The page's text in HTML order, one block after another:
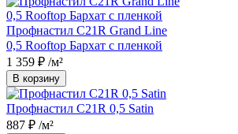
Профнастил С21R Grand Line
0,5 Rooftop Бархат с пленкой
1 359 ₽ /м²
В корзину
Профнастил С21R 0,5 Satin
887 ₽ /м²